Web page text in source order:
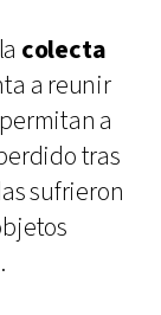
colecta
a reunir
a
tras
sufrieron